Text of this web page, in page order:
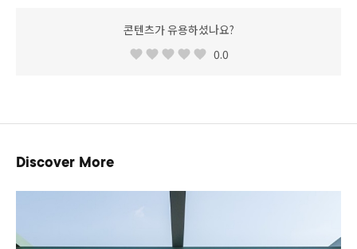
콘텐츠가 유용하셨나요?
0.0
Discover More